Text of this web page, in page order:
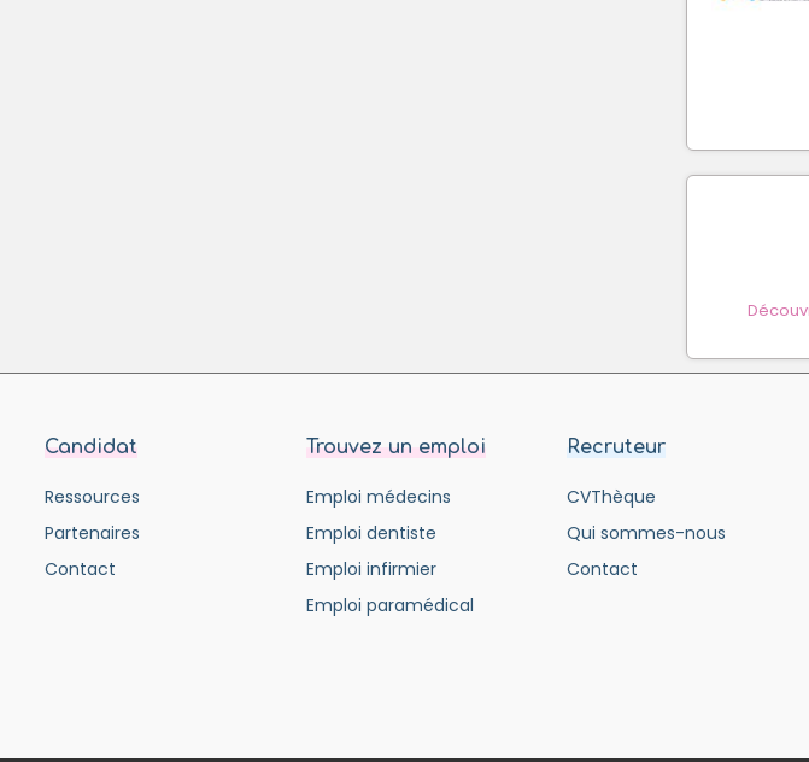
Candidat
Ressources
Partenaires
Contact
Trouvez un emploi
Emploi médecins
Emploi dentiste
Emploi infirmier
Emploi paramédical
Recruteur
CVThèque
Qui sommes-nous
Contact